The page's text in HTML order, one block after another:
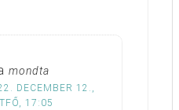
mondta
DECEMBER 12.,
17:05